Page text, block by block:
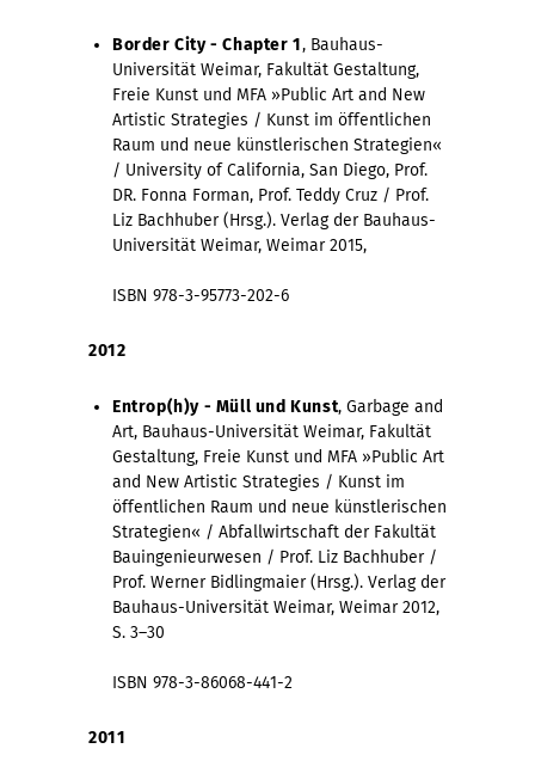
Border City - Chapter 1, Bauhaus-
Universität Weimar, Fakultät Gestaltung,
Freie Kunst und MFA »Public Art and New
Artistic Strategies / Kunst im öffentlichen
Raum und neue künstlerischen Strategien«
/ University of California, San Diego, Prof.
DR. Fonna Forman, Prof. Teddy Cruz / Prof.
Liz Bachhuber (Hrsg.). Verlag der Bauhaus-
Universität Weimar, Weimar 2015,
ISBN 978-3-95773-202-6
2012
Entrop(h)y - Müll und Kunst, Garbage and
Art, Bauhaus-Universität Weimar, Fakultät
Gestaltung, Freie Kunst und MFA »Public Art
and New Artistic Strategies / Kunst im
öffentlichen Raum und neue künstlerischen
Strategien« / Abfallwirtschaft der Fakultät
Bauingenieurwesen / Prof. Liz Bachhuber /
Prof. Werner Bidlingmaier (Hrsg.). Verlag der
Bauhaus-Universität Weimar, Weimar 2012,
S. 3–30
ISBN 978-3-86068-441-2
2011